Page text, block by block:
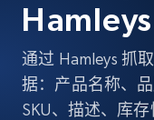
通过 Hamleys 抓
据：产品名称、
SKU、描述、库